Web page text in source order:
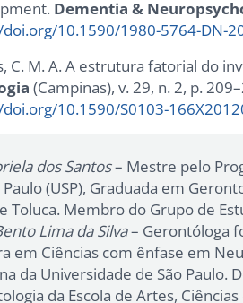
Dementia &
10.1590/1980-5764-DN-
C. M. A. A estrutura fatorial do
(Campinas), v. 29, n. 2, p.
10.1590/S0103-
dos Santos– Mestre pelo
Paulo (USP), Graduada em
Toluca. Membro do Grupo de
Lima da Silva– Gerontóloga
em Ciências com ênfase em
da Universidade de São Paulo.
da Escola de Artes,